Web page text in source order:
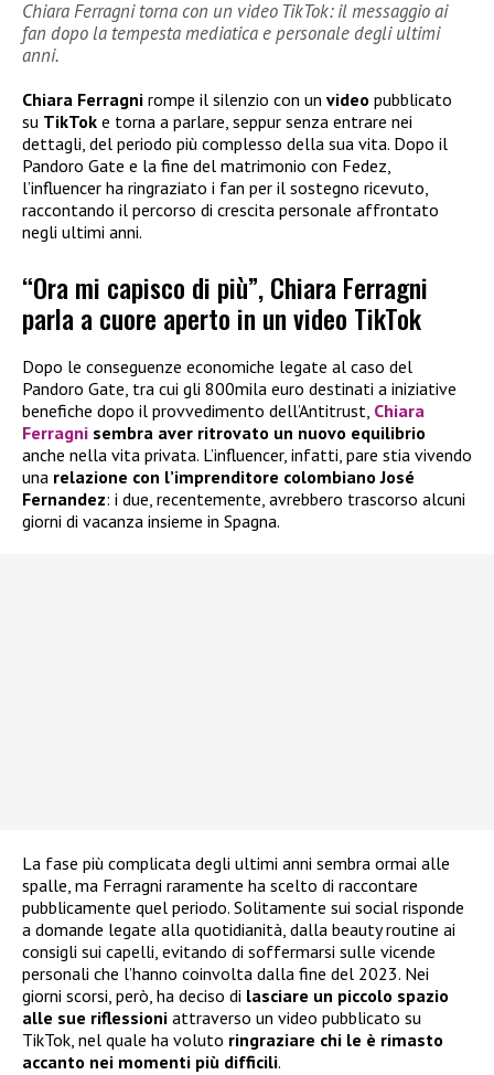
Chiara Ferragni torna con un video TikTok: il messaggio ai
fan dopo la tempesta mediatica e personale degli ultimi
anni.
Chiara Ferragni rompe il silenzio con un video pubblicato
su TikTok e torna a parlare, seppur senza entrare nei
dettagli, del periodo più complesso della sua vita. Dopo il
Pandoro Gate e la fine del matrimonio con Fedez,
l’influencer ha ringraziato i fan per il sostegno ricevuto,
raccontando il percorso di crescita personale affrontato
negli ultimi anni.
“Ora mi capisco di più”, Chiara Ferragni
parla a cuore aperto in un video TikTok
Dopo le conseguenze economiche legate al caso del
Pandoro Gate, tra cui gli 800mila euro destinati a iniziative
benefiche dopo il provvedimento dell’Antitrust, Chiara
Ferragni sembra aver ritrovato un nuovo equilibrio
anche nella vita privata. L’influencer, infatti, pare stia vivendo
una relazione con l’imprenditore colombiano José
Fernandez: i due, recentemente, avrebbero trascorso alcuni
giorni di vacanza insieme in Spagna.
La fase più complicata degli ultimi anni sembra ormai alle
spalle, ma Ferragni raramente ha scelto di raccontare
pubblicamente quel periodo. Solitamente sui social risponde
a domande legate alla quotidianità, dalla beauty routine ai
consigli sui capelli, evitando di soffermarsi sulle vicende
personali che l’hanno coinvolta dalla fine del 2023. Nei
giorni scorsi, però, ha deciso di lasciare un piccolo spazio
alle sue riflessioni attraverso un video pubblicato su
TikTok, nel quale ha voluto ringraziare chi le è rimasto
accanto nei momenti più difficili.